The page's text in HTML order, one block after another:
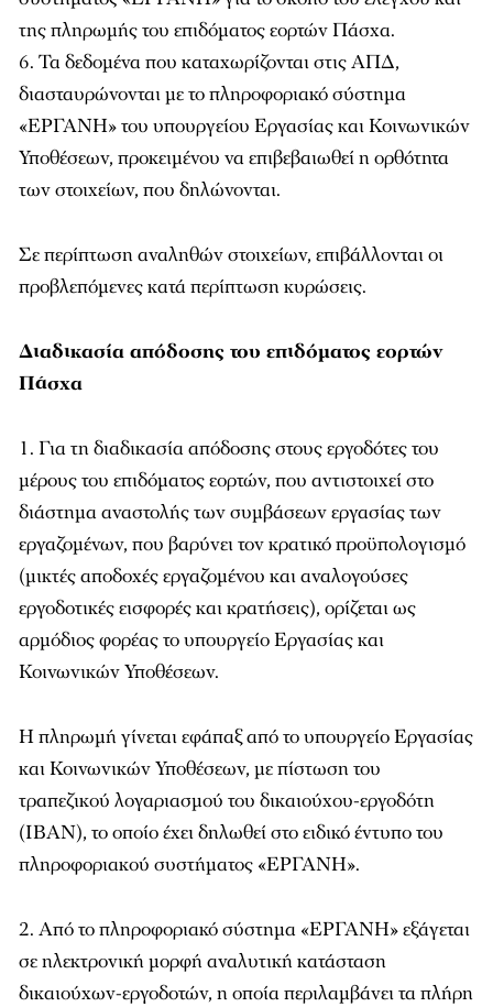
της πληρωμής του επιδόματος εορτών Πάσχα.
Τα δεδομένα που καταχωρίζονται στις ΑΠΔ,
διασταυρώνονται με το πληροφοριακό σύστημα
«ΕΡΓΑΝΗ» του υπουργείου Εργασίας και Κοινωνικών
Υποθέσεων, προκειμένου να επιβεβαιωθεί η ορθότητα
των στοιχείων, που δηλώνονται.
Σε περίπτωση αναληθών στοιχείων, επιβάλλονται οι
προβλεπόμενες κατά περίπτωση κυρώσεις.
Διαδικασία απόδοσης του επιδόματος εορτών
Πάσχα
Για τη διαδικασία απόδοσης στους εργοδότες του
μέρους του επιδόματος εορτών, που αντιστοιχεί στο
διάστημα αναστολής των συμβάσεων εργασίας των
εργαζομένων, που βαρύνει τον κρατικό προϋπολογισμό
(μικτές αποδοχές εργαζομένου και αναλογούσες
εργοδοτικές εισφορές και κρατήσεις), ορίζεται ως
αρμόδιος φορέας το υπουργείο Εργασίας και
Κοινωνικών Υποθέσεων.
Η πληρωμή γίνεται εφάπαξ από το υπουργείο Εργασίας
και Κοινωνικών Υποθέσεων, με πίστωση του
τραπεζικού λογαριασμού του δικαιούχου-εργοδότη
(IBAN), το οποίο έχει δηλωθεί στο ειδικό έντυπο του
πληροφοριακού συστήματος «ΕΡΓΑΝΗ».
Από το πληροφοριακό σύστημα «ΕΡΓΑΝΗ» εξάγεται
σε ηλεκτρονική μορφή αναλυτική κατάσταση
δικαιούχων-εργοδοτών, η οποία περιλαμβάνει τα πλήρη